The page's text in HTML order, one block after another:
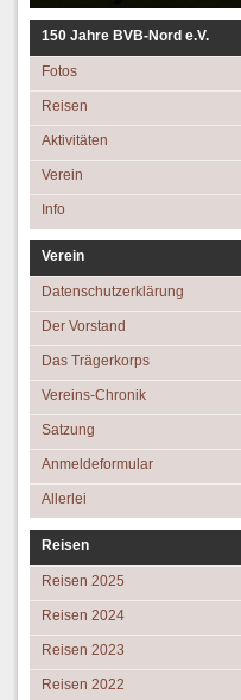
Fotos
Reisen
Verein
150 Jahre BVB-Nord e.V.
Fotos
Reisen
Aktivitäten
Verein
Info
Verein
Datenschutzerklärung
Der Vorstand
Das Trägerkorps
Vereins-Chronik
Satzung
Anmeldeformular
Allerlei
Reisen
Reisen 2025
Reisen 2024
Reisen 2023
Reisen 2022